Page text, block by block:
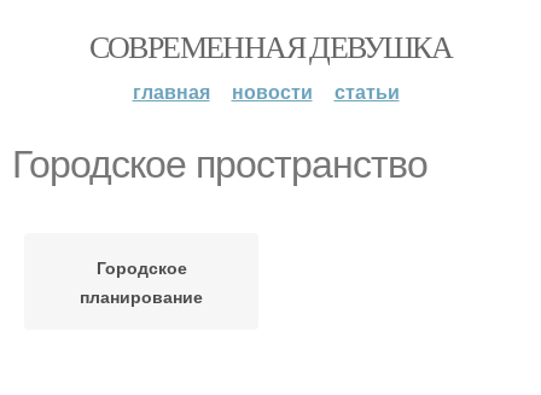
СОВРЕМЕННАЯ ДЕВУШКА
главная новости статьи
Городское пространство
Городское
планирование